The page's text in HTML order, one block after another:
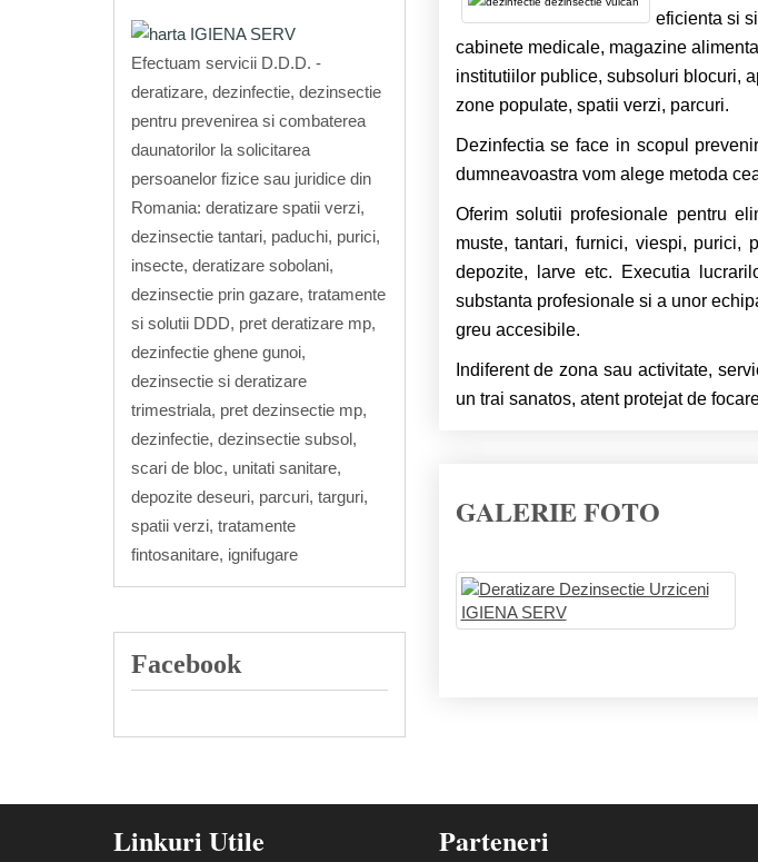
Efectuam servicii D.D.D. -
deratizare, dezinfectie, dezinsectie
pentru prevenirea si combaterea
daunatorilor la solicitarea
persoanelor fizice sau juridice din
Romania: deratizare spatii verzi,
dezinsectie tantari, paduchi, purici,
insecte, deratizare sobolani,
dezinsectie prin gazare, tratamente
si solutii DDD, pret deratizare mp,
dezinfectie ghene gunoi,
dezinsectie si deratizare
trimestriala, pret dezinsectie mp,
dezinfectie, dezinsectie subsol,
scari de bloc, unitati sanitare,
depozite deseuri, parcuri, targuri,
spatii verzi, tratamente
fintosanitare, ignifugare
Facebook
eficienta si
cabinete medicale, magazine
institutiilor publice, subsoluri blocuri,
zone populate, spatii verzi, parcuri.
Dezinfectia se face in scopul
dumneavoastra vom alege metoda
Oferim solutii profesionale pentru
muste, tantari, furnici, viespi, purici,
depozite, larve etc. Executia
substanta profesionale si a unor
greu accesibile.
Indiferent de zona sau activitate,
un trai sanatos, atent protejat de
GALERIE FOTO
Linkuri Utile Parteneri